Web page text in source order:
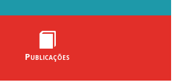
Publicações